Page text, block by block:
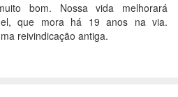
bom. Nossa vida melhorará
que mora há 19 anos na via.
reivindicação antiga.